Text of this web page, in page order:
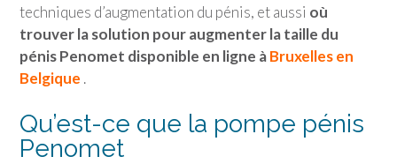
techniques d’augmentation du pénis, et aussi où
trouver la solution pour augmenter la taille du
pénis Penomet disponible en ligne àBruxelles en
Belgique .
Qu’est-ce que la pompe pénis
Penomet